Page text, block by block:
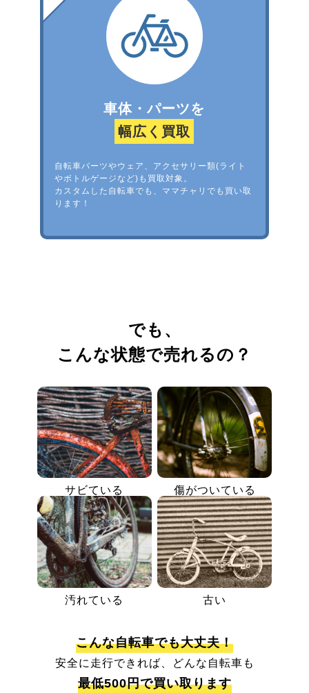
車体・パーツを
幅広く買取
自転車パーツやウェア、アクセサリー類(ライト
やボトルゲージなど)も買取対象。
カスタムした自転車でも、ママチャリでも買い取
ります！
でも、
こんな状態で売れるの？
サビている 傷がついている
汚れている 古い
こんな自転車でも大丈夫！
安全に走行できれば、どんな自転車も
最低500円で買い取ります